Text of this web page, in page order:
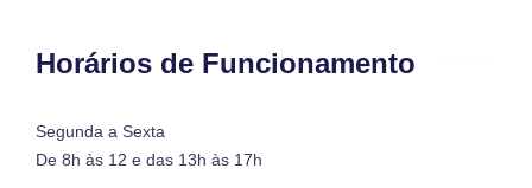
Horários de Funcionamento
Segunda a Sexta
De 8h às 12 e das 13h às 17h